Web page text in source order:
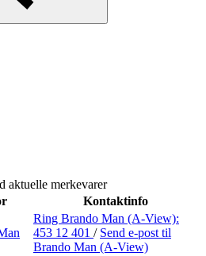
aktuelle merkevarer
Kontaktinfo
Ring Brando Man (A-View):
453 12 401 / Send e-post til
Brando Man (A-View)